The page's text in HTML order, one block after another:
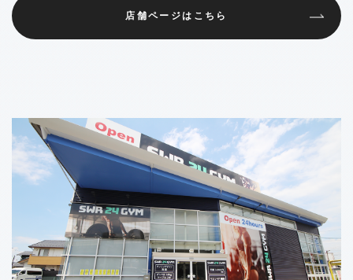
店舗ページはこちら